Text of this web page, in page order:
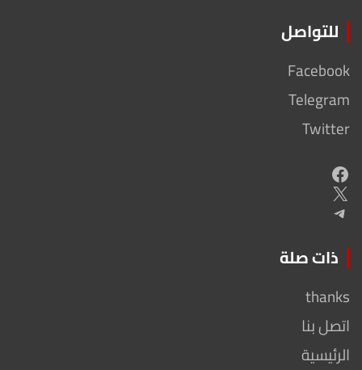
للتواصل
Facebook
Telegram
Twitter
Facebook
X
Telegram
ذات صلة
thanks
اتصل بنا
الرئيسية